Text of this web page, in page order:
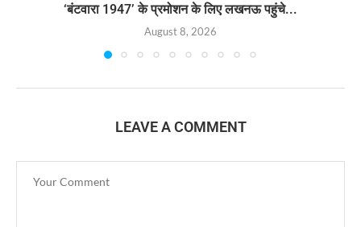
‘बंटवारा 1947’ के प्रमोशन के लिए लखनऊ पहुंचे...
August 8, 2026
LEAVE A COMMENT